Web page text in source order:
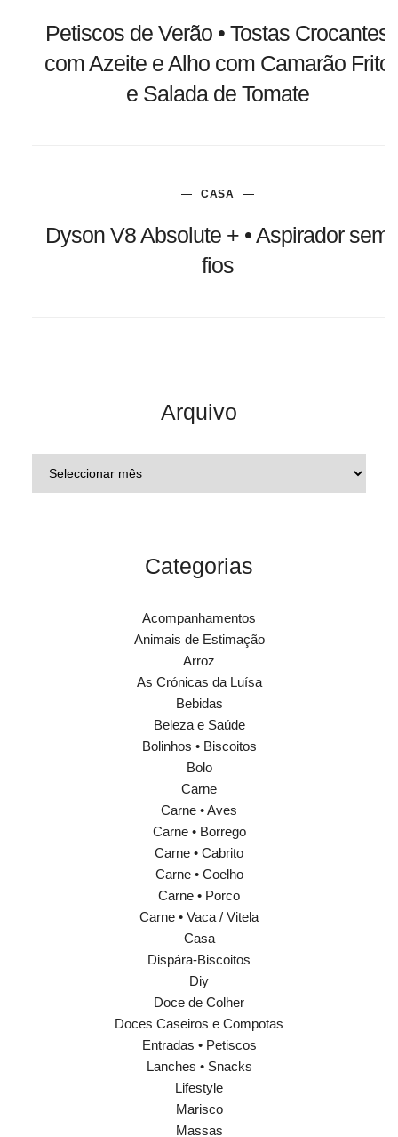
Petiscos de Verão • Tostas Crocantes
com Azeite e Alho com Camarão Frito
e Salada de Tomate
CASA
Dyson V8 Absolute + • Aspirador sem
fios
Arquivo
Categorias
Acompanhamentos
Animais de Estimação
Arroz
As Crónicas da Luísa
Bebidas
Beleza e Saúde
Bolinhos • Biscoitos
Bolo
Carne
Carne • Aves
Carne • Borrego
Carne • Cabrito
Carne • Coelho
Carne • Porco
Carne • Vaca / Vitela
Casa
Dispára-Biscoitos
Diy
Doce de Colher
Doces Caseiros e Compotas
Entradas • Petiscos
Lanches • Snacks
Lifestyle
Marisco
Massas